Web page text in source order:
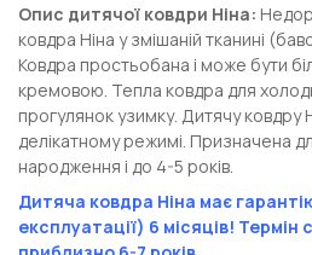
Опис дитячої ковдри Ніна:
ковдра Ніна у змішаній тканині
Ковдра простьобана і може бути
кремовою. Тепла ковдра для
прогулянок узимку. Дитячу ковдру
делікатному режимі. Призначена
народження і до 4-5 років.
Дитяча ковдра Ніна має
експлуатації) 6 місяців!